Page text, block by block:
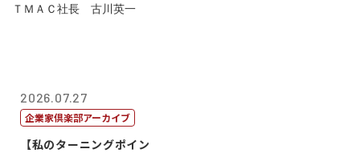
2026.07.27
企業家倶楽部アーカイブ
【私のターニングポイン